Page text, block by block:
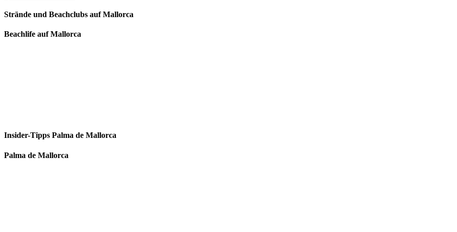
Strände und Beachclubs auf Mallorca
Beachlife auf Mallorca
Insider-Tipps Palma de Mallorca
Palma de Mallorca